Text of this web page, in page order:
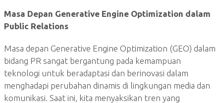
Masa Depan Generative Engine Optimization dalam
Public Relations
Masa depan Generative Engine Optimization (GEO) dalam
bidang PR sangat bergantung pada kemampuan
teknologi untuk beradaptasi dan berinovasi dalam
menghadapi perubahan dinamis di lingkungan media dan
komunikasi. Saat ini, kita menyaksikan tren yang